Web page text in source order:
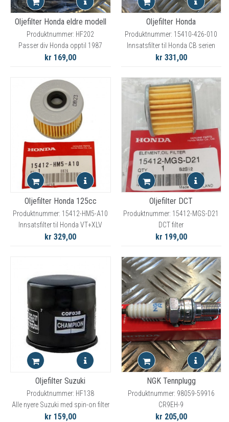
Oljefilter Honda eldre modell
Produktnummer: HF202
Passer div Honda opptil 1987
kr 169,00
Oljefilter Honda
Produktnummer: 15410-426-010
Innsatsfilter til Honda CB serien
kr 331,00
Oljefilter Honda 125cc
Produktnummer: 15412-HM5-A10
Innsatsfilter til Honda VT+XLV
kr 329,00
Oljefilter DCT
Produktnummer: 15412-MGS-D21
DCT filter
kr 199,00
Oljefilter Suzuki
Produktnummer: HF138
Alle nyere Suzuki med spin-on filter
kr 159,00
NGK Tennplugg
Produktnummer: 98059-59916
CR9EH-9
kr 205,00